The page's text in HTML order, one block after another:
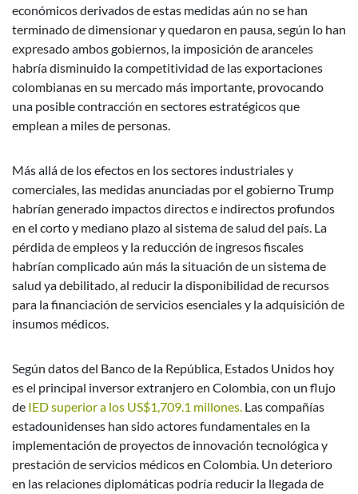
económicos derivados de estas medidas aún no se han
terminado de dimensionar y quedaron en pausa, según lo han
expresado ambos gobiernos, la imposición de aranceles
habría disminuido la competitividad de las exportaciones
colombianas en su mercado más importante, provocando
una posible contracción en sectores estratégicos que
emplean a miles de personas.
Más allá de los efectos en los sectores industriales y
comerciales, las medidas anunciadas por el gobierno Trump
habrían generado impactos directos e indirectos profundos
en el corto y mediano plazo al sistema de salud del país. La
pérdida de empleos y la reducción de ingresos fiscales
habrían complicado aún más la situación de un sistema de
salud ya debilitado, al reducir la disponibilidad de recursos
para la financiación de servicios esenciales y la adquisición de
insumos médicos.
Según datos del Banco de la República, Estados Unidos hoy
es el principal inversor extranjero en Colombia, con un flujo
de IED superior a los US$1,709.1 millones. Las compañías
estadounidenses han sido actores fundamentales en la
implementación de proyectos de innovación tecnológica y
prestación de servicios médicos en Colombia. Un deterioro
en las relaciones diplomáticas podría reducir la llegada de